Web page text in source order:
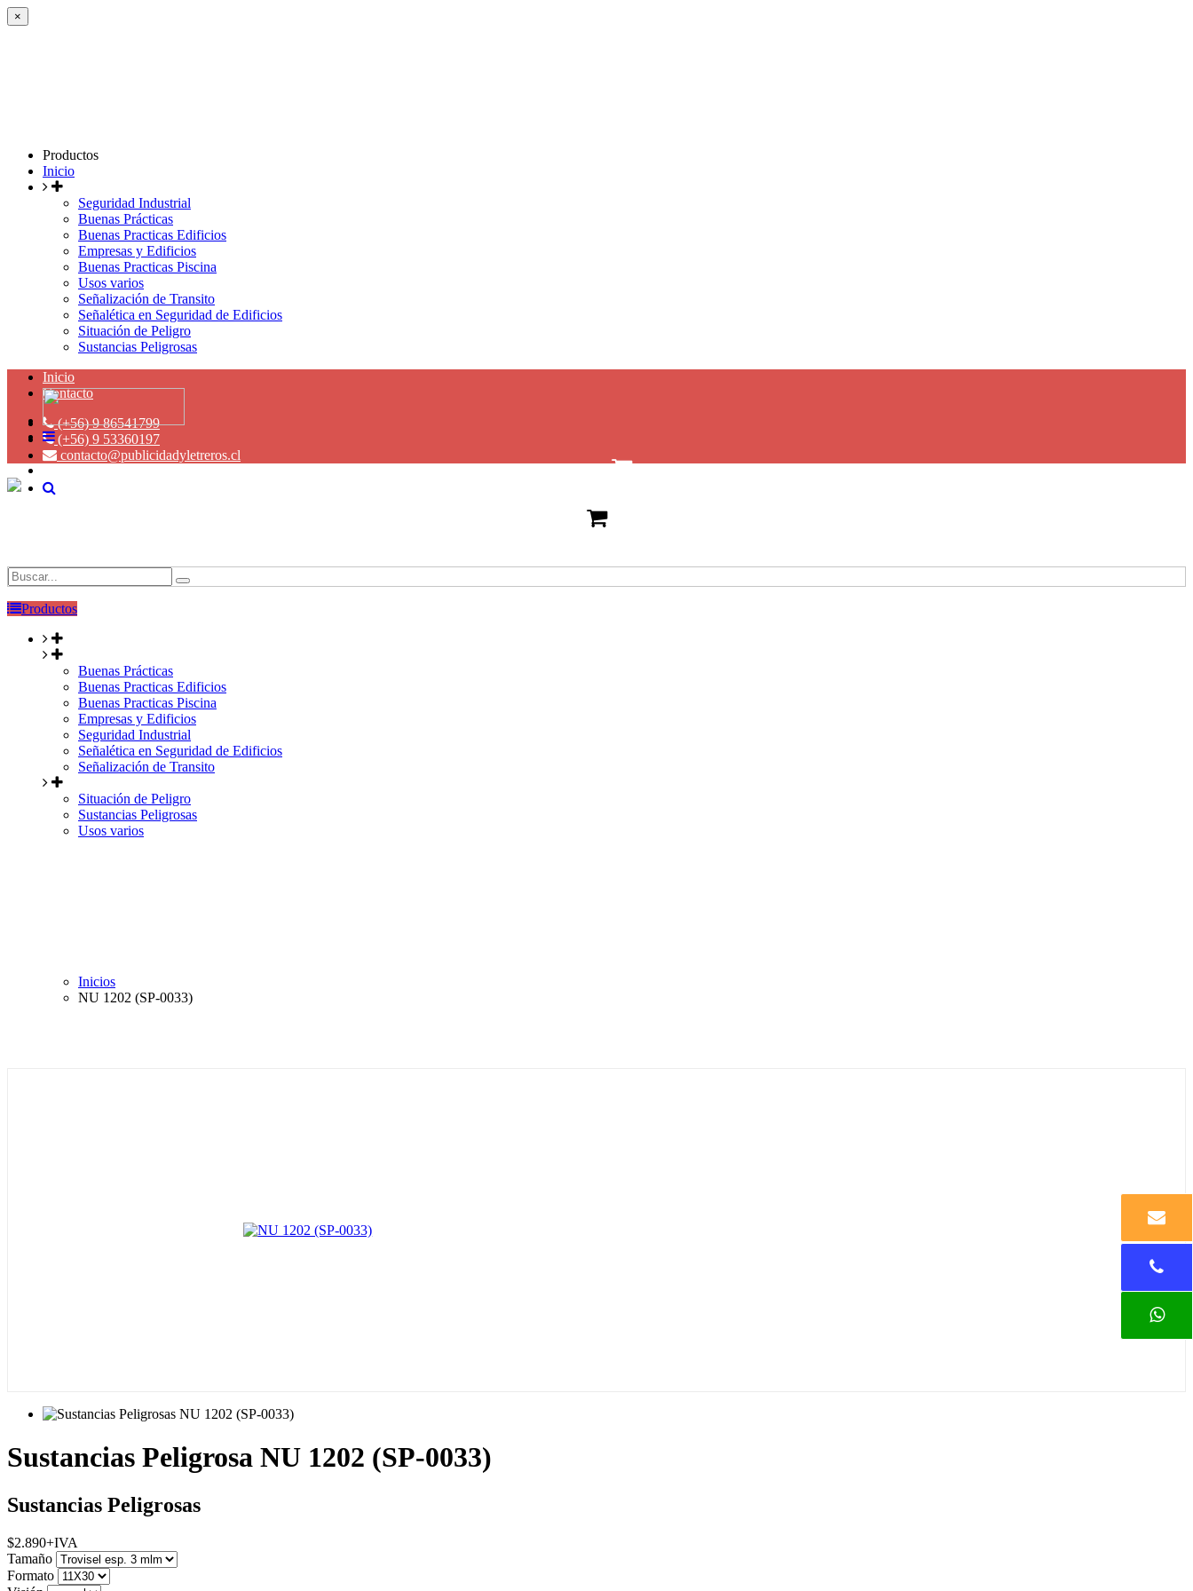
×
Productos
Inicio
Seguridad Industrial
Buenas Prácticas
Buenas Practicas Edificios
Empresas y Edificios
Buenas Practicas Piscina
Usos varios
Señalización de Transito
Señalética en Seguridad de Edificios
Situación de Peligro
Sustancias Peligrosas
Inicio
Contacto
(+56) 9 86541799
(+56) 9 53360197
contacto@publicidadyletreros.cl
Productos
Buenas Prácticas
Buenas Practicas Edificios
Buenas Practicas Piscina
Empresas y Edificios
Seguridad Industrial
Señalética en Seguridad de Edificios
Señalización de Transito
Situación de Peligro
Sustancias Peligrosas
Usos varios
Inicios
NU 1202 (SP-0033)
Sustancias Peligrosa NU 1202 (SP-0033)
Sustancias Peligrosas
$2.890+IVA
Tamaño
Formato